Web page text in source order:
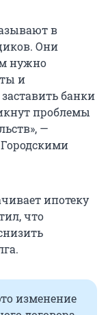
в
Они
нужно
и
банки
проблемы
—
ипотеку
что
изменение